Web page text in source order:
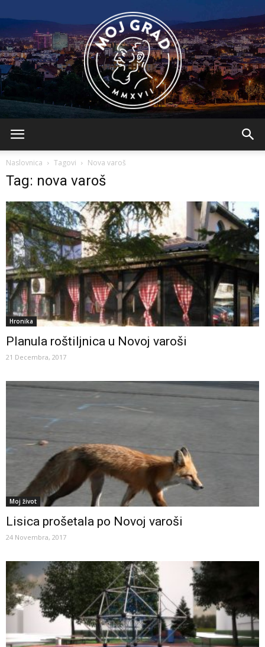
Naslovnica Tagovi Nova varoš
Tag: nova varoš
Hronika
Planula roštiljnica u Novoj varoši
21 Decembra, 2017
Moj život
Lisica prošetala po Novoj varoši
24 Novembra, 2017